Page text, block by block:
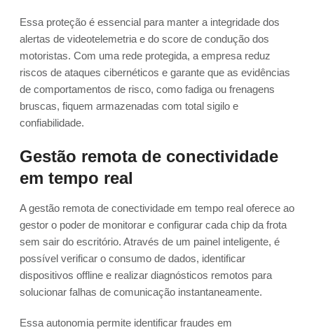
Essa proteção é essencial para manter a integridade dos
alertas de videotelemetria e do score de condução dos
motoristas. Com uma rede protegida, a empresa reduz
riscos de ataques cibernéticos e garante que as evidências
de comportamentos de risco, como fadiga ou frenagens
bruscas, fiquem armazenadas com total sigilo e
confiabilidade.
Gestão remota de conectividade
em tempo real
A gestão remota de conectividade em tempo real oferece ao
gestor o poder de monitorar e configurar cada chip da frota
sem sair do escritório. Através de um painel inteligente, é
possível verificar o consumo de dados, identificar
dispositivos offline e realizar diagnósticos remotos para
solucionar falhas de comunicação instantaneamente.
Essa autonomia permite identificar fraudes em